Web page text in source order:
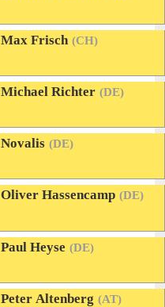
Max Frisch (CH)
Michael Richter (DE)
Novalis (DE)
Oliver Hassencamp (DE)
Paul Heyse (DE)
Peter Altenberg (AT)